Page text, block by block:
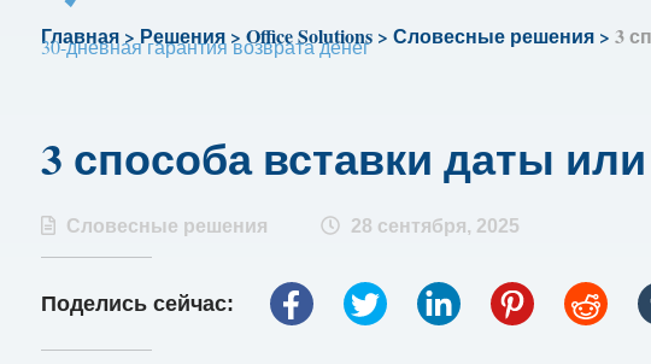
30-дневная гарантия возврата денег
Главная> Решения> Office Solutions> Словесные решения> 3
3 способа вставки даты
Словесные решения 28 сентября, 2025
Поделись сейчас: